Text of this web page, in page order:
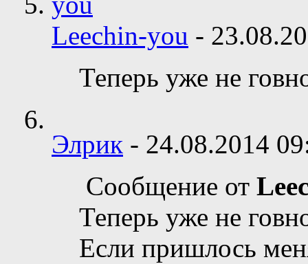
Leechin-you -
Теперь уже не
Элрик - 24.08.2014
Сообщение от
Теперь уже не
Если пришлось